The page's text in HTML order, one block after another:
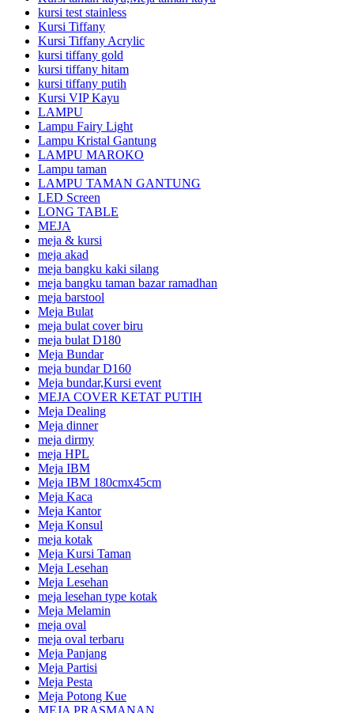
kursi test stainless
Kursi Tiffany
Kursi Tiffany Acrylic
kursi tiffany gold
kursi tiffany hitam
kursi tiffany putih
Kursi VIP Kayu
LAMPU
Lampu Fairy Light
Lampu Kristal Gantung
LAMPU MAROKO
Lampu taman
LAMPU TAMAN GANTUNG
LED Screen
LONG TABLE
MEJA
meja & kursi
meja akad
meja bangku kaki silang
meja bangku taman bazar ramadhan
meja barstool
Meja Bulat
meja bulat cover biru
meja bulat D180
Meja Bundar
meja bundar D160
Meja bundar,Kursi event
MEJA COVER KETAT PUTIH
Meja Dealing
Meja dinner
meja dirmy
meja HPL
Meja IBM
Meja IBM 180cmx45cm
Meja Kaca
Meja Kantor
Meja Konsul
meja kotak
Meja Kursi Taman
Meja Lesehan
Meja Lesehan
meja lesehan type kotak
Meja Melamin
meja oval
meja oval terbaru
Meja Panjang
Meja Partisi
Meja Pesta
Meja Potong Kue
MEJA PRASMANAN